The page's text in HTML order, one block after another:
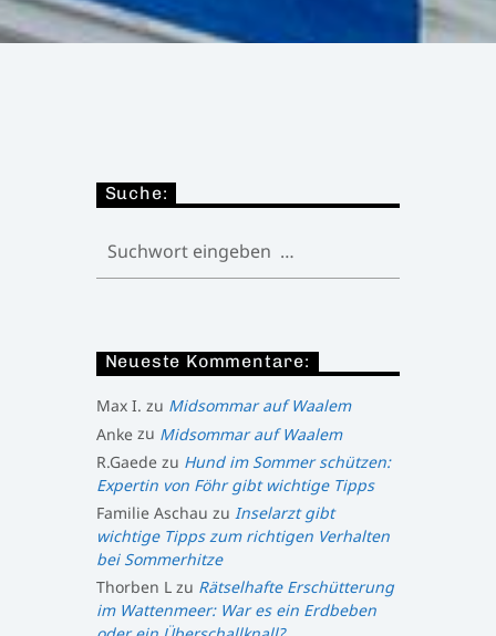
Suche:
Neueste Kommentare:
Max I. zu Midsommar auf Waalem
Ankezu Midsommar auf Waalem
R.Gaedezu Hund im Sommer schützen:
Expertin von Föhr gibt wichtige Tipps
Familie Aschau zu Inselarzt gibt
wichtige Tipps zum richtigen Verhalten
bei Sommerhitze
Thorben Lzu Rätselhafte Erschütterung
im Wattenmeer: War es ein Erdbeben